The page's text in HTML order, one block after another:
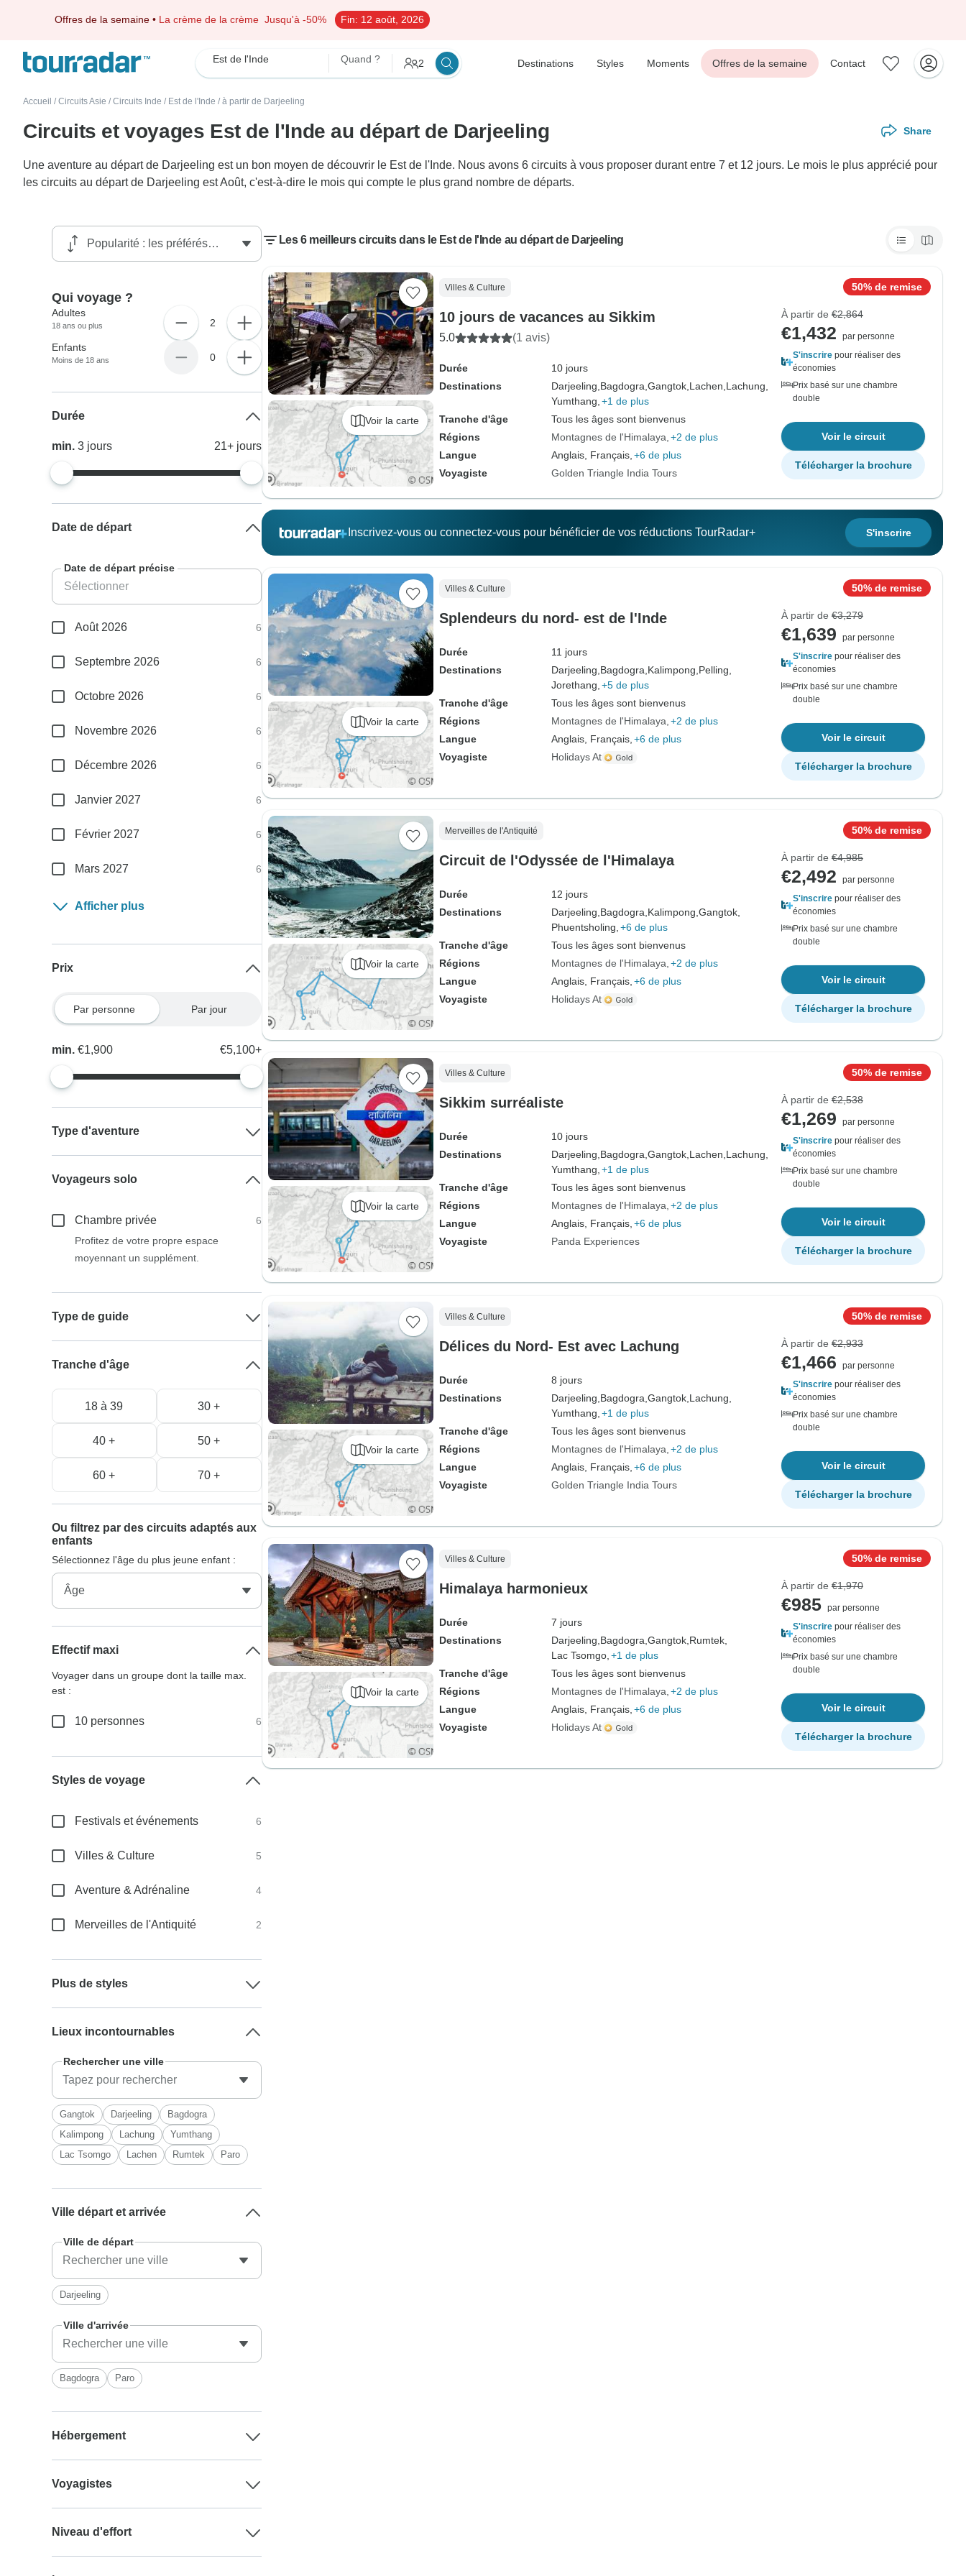
Offres de la semaine • La crème de la crème Jusqu'à -50% Fin: 12 août, 2026
Est de l'Inde Quand ? 2 Destinations Styles Moments Offres de la semaine Contact
Accueil / Circuits Asie / Circuits Inde / Est de l'Inde / à partir de Darjeeling
Circuits et voyages Est de l'Inde au départ de Darjeeling Share
Une aventure au départ de Darjeeling est un bon moyen de découvrir le Est de l'Inde. Nous avons 6 circuits à vous proposer durant entre 7 et 12 jours. Le mois le plus apprécié pour
les circuits au départ de Darjeeling est Août, c'est-à-dire le mois qui compte le plus grand nombre de départs.
Les 6 meilleurs circuits dans le Est de l'Inde au départ de Darjeeling
Voir la carte
Villes & Culture
10 jours de vacances au Sikkim
5.0 (1 avis)
Durée
10 jours
Destinations
Darjeeling, Bagdogra, Gangtok, Lachen, Lachung,
Yumthang, +1 de plus
Tranche d'âge
Tous les âges sont bienvenus
Régions
Montagnes de l'Himalaya +2 de plus
Langue
Anglais, Français, +6 de plus
Voyagiste
Golden Triangle India Tours
50% de remise
À partir de €2,864
€1,432
par personne
S'inscrire pour réaliser des
économies
Prix basé sur une chambre
double
Voir le circuit
Télécharger la brochure
Inscrivez-vous ou connectez-vous pour bénéficier de vos réductions TourRadar+ S'inscrire
Voir la carte
Villes & Culture
Splendeurs du nord- est de l'Inde
Durée
11 jours
Destinations
Darjeeling, Bagdogra, Kalimpong, Pelling,
Jorethang, +5 de plus
Tranche d'âge
Tous les âges sont bienvenus
Régions
Montagnes de l'Himalaya +2 de plus
Langue
Anglais, Français, +6 de plus
Voyagiste
Holidays At
50% de remise
À partir de €3,279
€1,639
par personne
S'inscrire pour réaliser des
économies
Prix basé sur une chambre
double
Voir le circuit
Télécharger la brochure
Voir la carte
Merveilles de l'Antiquité
Circuit de l'Odyssée de l'Himalaya
Durée
12 jours
Destinations
Darjeeling, Bagdogra, Kalimpong, Gangtok,
Phuentsholing, +6 de plus
Tranche d'âge
Tous les âges sont bienvenus
Régions
Montagnes de l'Himalaya +2 de plus
Langue
Anglais, Français, +6 de plus
Voyagiste
Holidays At
50% de remise
À partir de €4,985
€2,492
par personne
S'inscrire pour réaliser des
économies
Prix basé sur une chambre
double
Voir le circuit
Télécharger la brochure
Voir la carte
Villes & Culture
Sikkim surréaliste
Durée
10 jours
Destinations
Darjeeling, Bagdogra, Gangtok, Lachen, Lachung,
Yumthang, +1 de plus
Tranche d'âge
Tous les âges sont bienvenus
Régions
Montagnes de l'Himalaya +2 de plus
Langue
Anglais, Français, +6 de plus
Voyagiste
Panda Experiences
50% de remise
À partir de €2,538
€1,269
par personne
S'inscrire pour réaliser des
économies
Prix basé sur une chambre
double
Voir le circuit
Télécharger la brochure
Voir la carte
Villes & Culture
Délices du Nord- Est avec Lachung
Durée
8 jours
Destinations
Darjeeling, Bagdogra, Gangtok, Lachung,
Yumthang, +1 de plus
Tranche d'âge
Tous les âges sont bienvenus
Régions
Montagnes de l'Himalaya +2 de plus
Langue
Anglais, Français, +6 de plus
Voyagiste
Golden Triangle India Tours
50% de remise
À partir de €2,933
€1,466
par personne
S'inscrire pour réaliser des
économies
Prix basé sur une chambre
double
Voir le circuit
Télécharger la brochure
Voir la carte
Villes & Culture
Himalaya harmonieux
Durée
7 jours
Destinations
Darjeeling, Bagdogra, Gangtok, Rumtek,
Lac Tsomgo, +1 de plus
Tranche d'âge
Tous les âges sont bienvenus
Régions
Montagnes de l'Himalaya +2 de plus
Langue
Anglais, Français, +6 de plus
Voyagiste
Holidays At
50% de remise
À partir de €1,970
€985 par personne
S'inscrire pour réaliser des
économies
Prix basé sur une chambre
double
Voir le circuit
Télécharger la brochure
Qui voyage ?
Adultes
18 ans ou plus 2
Enfants
Moins de 18 ans 0
Durée
min.3 jours 21+ jours
Date de départ
Date de départ précise
Août 2026 6
Septembre 2026 6
Octobre 2026 6
Novembre 2026 6
Décembre 2026 6
Janvier 2027 6
Février 2027 6
Mars 2027 6
Afficher plus
Prix
Par personne Par jour
min.€1,900 €5,100+
Type d'aventure
Voyageurs solo
Chambre privée
6
Profitez de votre propre espace
moyennant un supplément.
Type de guide
Tranche d'âge
18 à 39 30 +
40 + 50 +
60 + 70 +
Ou filtrez par des circuits adaptés aux
enfants
Sélectionnez l'âge du plus jeune enfant :
Effectif maxi
Voyager dans un groupe dont la taille max.
est :
10 personnes 6
Styles de voyage
Festivals et événements 6
Villes & Culture 5
Aventure & Adrénaline 4
Merveilles de l'Antiquité 2
Plus de styles
Lieux incontournables
Rechercher une ville
Gangtok Darjeeling
Bagdogra
Kalimpong
Lachung
Yumthang
Lac Tsomgo
Lachen Rumtek Paro
Ville départ et arrivée
Ville de départ
Darjeeling
Ville d'arrivée
Bagdogra Paro
Hébergement
Voyagistes
Niveau d'effort